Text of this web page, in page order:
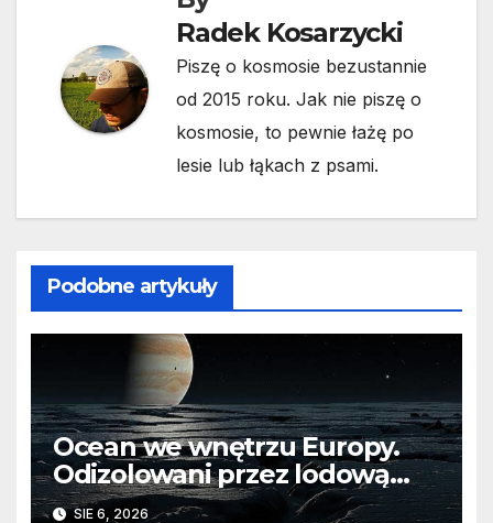
Radek Kosarzycki
Piszę o kosmosie bezustannie
od 2015 roku. Jak nie piszę o
kosmosie, to pewnie łażę po
lesie lub łąkach z psami.
Podobne artykuły
Ocean we wnętrzu Europy.
Odizolowani przez lodową
barierę
SIE 6, 2026